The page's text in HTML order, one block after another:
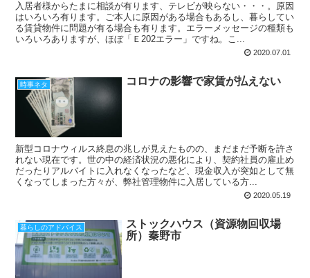
入居者様からたまに相談が有ります、テレビが映らない・・・。原因
はいろいろ有ります。ご本人に原因がある場合もあるし、暮らしてい
る賃貸物件に問題が有る場合も有ります。エラーメッセージの種類も
いろいろありますが、ほぼ「Ｅ202エラー」ですね。こ...
2020.07.01
時事ネタ コロナの影響で家賃が払えない
新型コロナウィルス終息の兆しが見えたものの、まだまだ予断を許さ
れない現在です。世の中の経済状況の悪化により、契約社員の雇止め
だったりアルバイトに入れなくなったなど、現金収入が突如として無
くなってしまった方々が、弊社管理物件に入居している方...
2020.05.19
暮らしのアドバイス
ストックハウス（資源物回収場
所）秦野市